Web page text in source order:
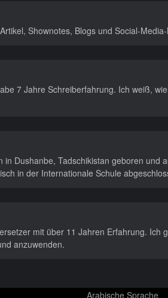
Shownotes, Blogs und Social-
7 Jahre Schreiberfahrung. Ich weiß,
Dushanbe, Tadschikistan geboren und
in der Internationale Schule
mit über 11 Jahren Erfahrung. Ich
anzuwenden.
Arabische Sprache